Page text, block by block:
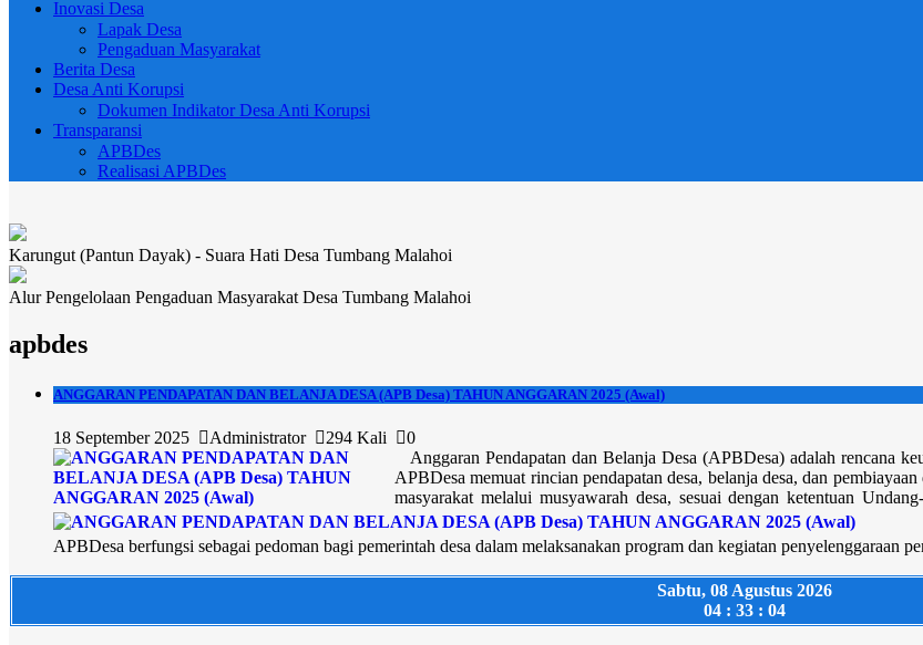
Inovasi Desa
Lapak Desa
Pengaduan Masyarakat
Berita Desa
Desa Anti Korupsi
Dokumen Indikator Desa Anti Korupsi
Transparansi
APBDes
Realisasi APBDes
Karungut (Pantun Dayak) - Suara Hati Desa Tumbang Malahoi
Alur Pengelolaan Pengaduan Masyarakat Desa Tumbang Malahoi
apbdes
ANGGARAN PENDAPATAN DAN BELANJA DESA (APB Desa) TAHUN ANGGARAN 2025 (Awal)
18 September 2025 Administrator 294 Kali
0
Anggaran Pendapatan dan Belanja Desa (APBDesa) adalah rencana
APBDesa memuat rincian pendapatan desa, belanja desa, dan
masyarakat melalui musyawarah desa, sesuai dengan ketentuan
APBDesa berfungsi sebagai pedoman bagi pemerintah desa dalam melaksanakan program dan kegiatan penyelenggaraan
Sabtu, 08 Agustus 2026
04 : 33 : 05